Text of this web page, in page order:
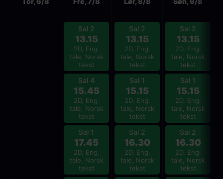
Sal 2
13.15
2D, Eng.
tale, Norsk
tekst
Sal 4
15.45
2D, Eng.
tale, Norsk
tekst
Sal 1
17.45
2D, Eng.
tale, Norsk
tekst
Sal 2
13.15
2D, Eng.
tale, Norsk
tekst
Sal 1
15.15
2D, Eng.
tale, Norsk
tekst
Sal 2
16.30
2D, Eng.
tale, Norsk
tekst
Sal 2
13.15
2D, Eng.
tale, Norsk
tekst
Sal 1
15.15
2D, Eng.
tale, Norsk
tekst
Sal 2
16.30
2D, Eng.
tale, Norsk
tekst